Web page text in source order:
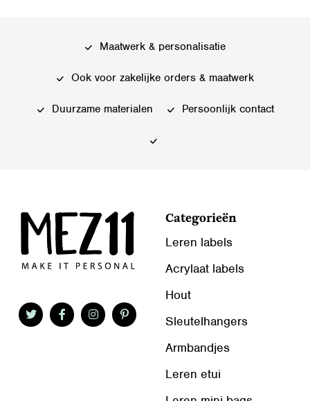
optie
kan
worden
Maatwerk & personalisatie
Ook voor zakelijke orders & maatwerk
Duurzame materialen Persoonlijk contact
Categorieën
Leren labels
Acrylaat labels
Hout
Sleutelhangers
Armbandjes
Leren etui